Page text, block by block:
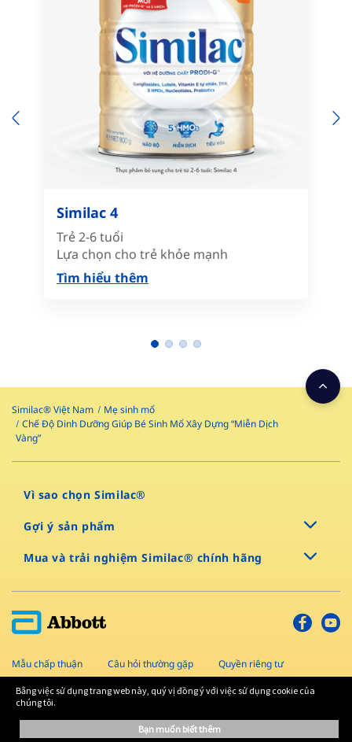
Similac 4
Trẻ 2-6 tuổi
Lựa chọn cho trẻ khỏe mạnh
Tìm hiểu thêm
Similac® Việt Nam
Mẹ sinh mổ
Chế Độ Dinh Dưỡng Giúp Bé Sinh Mổ Xây Dựng “Miễn Dịch
Vàng”
Vì sao chọn Similac®
Gợi ý sản phẩm
Mua và trải nghiệm Similac® chính hãng
Mẫu chấp thuận Câu hỏi thường gặp
Quyền riêng tư
Sơ đồ trang
Điều khoản và điều kiện Liên hệ
Bản quyền © 2022 Abbott
Bằng việc sử dụng trang web này, quý vị đồng ý với việc sử dụng cookie của
chúng tôi.
bạn muốn biết thêm